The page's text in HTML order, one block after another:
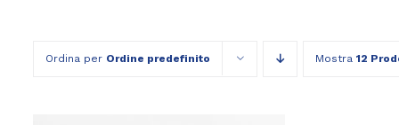
Ordina per Ordine predefinito Mostra 12